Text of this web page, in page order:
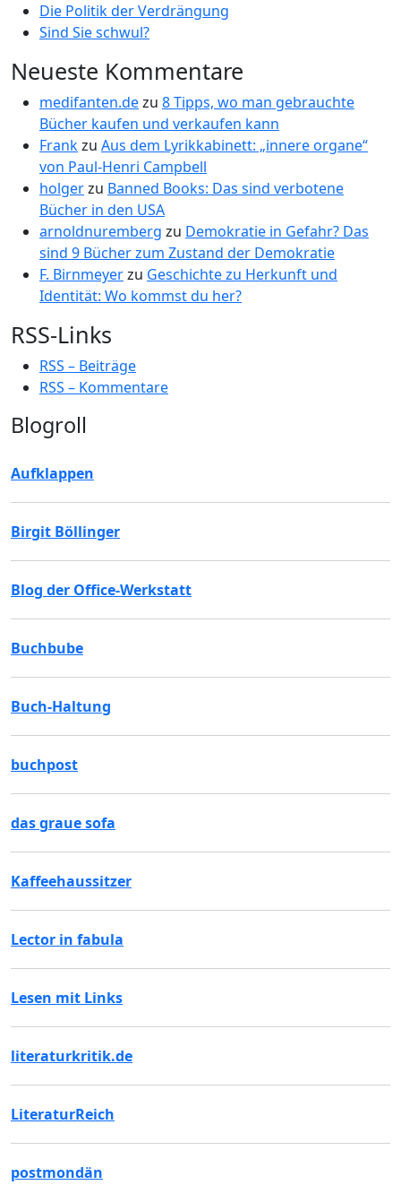
Die Politik der Verdrängung
Sind Sie schwul?
Neueste Kommentare
medifanten.dezu 8 Tipps, wo man gebrauchte
Bücher kaufen und verkaufen kann
Frankzu Aus dem Lyrikkabinett: „innere organe“
von Paul-Henri Campbell
holgerzu Banned Books: Das sind verbotene
Bücher in den USA
arnoldnuremberg zu Demokratie in Gefahr? Das
sind 9 Bücher zum Zustand der Demokratie
F. Birnmeyerzu Geschichte zu Herkunft und
Identität: Wo kommst du her?
RSS-Links
RSS – Beiträge
RSS – Kommentare
Blogroll
Aufklappen
Birgit Böllinger
Blog der Office-Werkstatt
Buchbube
Buch-Haltung
buchpost
das graue sofa
Kaffeehaussitzer
Lector in fabula
Lesen mit Links
literaturkritik.de
LiteraturReich
postmondän